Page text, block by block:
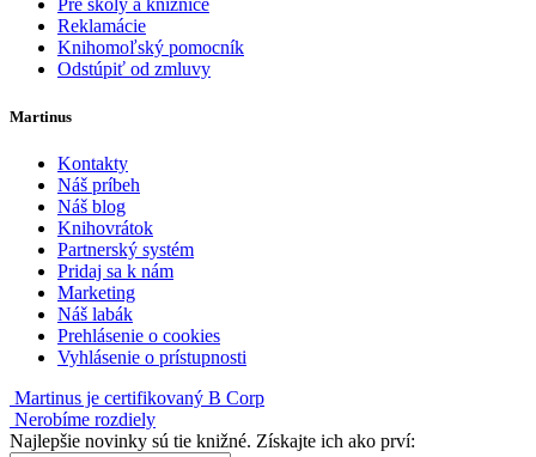
Pre školy a knižnice
Reklamácie
Knihomoľský pomocník
Odstúpiť od zmluvy
Martinus
Kontakty
Náš príbeh
Náš blog
Knihovrátok
Partnerský systém
Pridaj sa k nám
Marketing
Náš labák
Prehlásenie o cookies
Vyhlásenie o prístupnosti
Martinus je certifikovaný B Corp
Nerobíme rozdiely
Najlepšie novinky sú tie knižné. Získajte ich ako prví: